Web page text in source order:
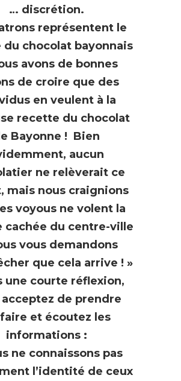
… discrétion.
représentent le
du chocolat bayonnais
avons de bonnes
de croire que des
en veulent à la
recette du chocolat
Bayonne ! Bien
aucun
ne relèverait ce
mais nous craignions
voyous ne volent la
cachée du centre-ville
vous demandons
que cela arrive ! »
une courte réflexion,
de prendre
et écoutez les
informations :
ne connaissons pas
l’identité de ceux